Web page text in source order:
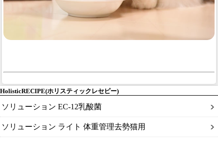
HolisticRECIPE(ホリスティックレセピー)
ソリューション EC-12乳酸菌
ソリューション ライト 体重管理去勢猫用